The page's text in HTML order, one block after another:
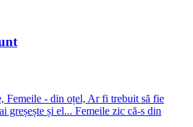
Femeile - din oțel, Ar fi trebuit să fie
greșește și el... Femeile zic că-s din